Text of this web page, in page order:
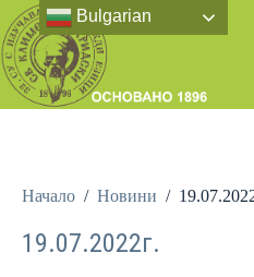
Начало / Новини /
19.07.2022г.
Bulgarian